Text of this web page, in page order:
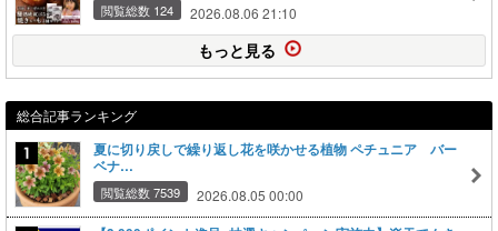
閲覧総数 124 2026.08.06 21:10
もっと見る
総合記事ランキング
夏に切り戻しで繰り返し花を咲かせる植物 ペチュニア バー
ベナ…
閲覧総数 7539 2026.08.05 00:00